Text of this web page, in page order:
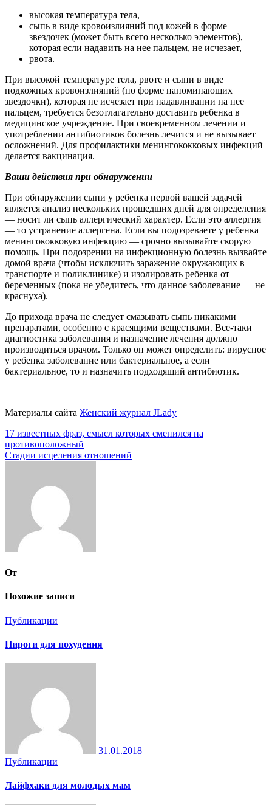
высокая температура тела,
сыпь в виде кровоизлияний под кожей в форме
звездочек (может быть всего несколько элементов),
которая если надавить на нее пальцем, не исчезает,
рвота.
При высокой температуре тела, рвоте и сыпи в виде
подкожных кровоизлияний (по форме напоминающих
звездочки), которая не исчезает при надавливании на нее
пальцем, требуется безотлагательно доставить ребенка в
медицинское учреждение. При своевременном лечении и
употреблении антибиотиков болезнь лечится и не вызывает
осложнений. Для профилактики менингококковых инфекций
делается вакцинация.
Ваши действия при обнаружении
При обнаружении сыпи у ребенка первой вашей задачей
является анализ нескольких прошедших дней для определения
— носит ли сыпь аллергический характер. Если это аллергия
— то устранение аллергена. Если вы подозреваете у ребенка
менингококковую инфекцию — срочно вызывайте скорую
помощь. При подозрении на инфекционную болезнь вызвайте
домой врача (чтобы исключить заражение окружающих в
транспорте и поликлинике) и изолировать ребенка от
беременных (пока не убедитесь, что данное заболевание — не
краснуха).
До прихода врача не следует смазывать сыпь никакими
препаратами, особенно с красящими веществами. Все-таки
диагностика заболевания и назначение лечения должно
производиться врачом. Только он может определить: вирусное
у ребенка заболевание или бактериальное, а если
бактериальное, то и назначить подходящий антибиотик.
Материалы сайта Женский журнал JLady
Навигация
по
17 известных фраз, смысл которых сменился на
противоположный
Стадии исцеления отношений
От
Похожие записи
Публикации
Пироги для похудения
31.01.2018
Публикации
Лайфхаки для молодых мам